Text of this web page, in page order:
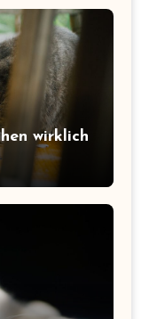
wirklich